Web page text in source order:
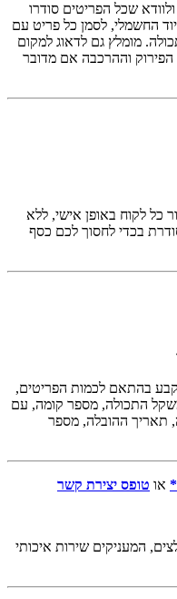
שכל הפריטים סודרו
החשמלי, לסמן כל פריט עם
מומלץ גם לדאוג למקום
וההרכבה אם מדובר
כל לקוח באופן אישי, ללא
בכדי לחסוך לכם כסף
בהתאם לכמות הפריטים,
התכולה, מספר קומה, עם
תאריך ההובלה, מספר
או טופס יצירת קשר
המעניקים שירות איכותי